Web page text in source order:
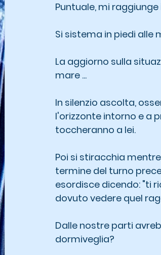
Puntuale, mi
Si sistema in piedi alle
La aggiorno sulla
mare ...
In silenzio ascolta,
l'orizzonte intorno e a
toccheranno a lei.
Poi si stiracchia
termine del turno
esordisce dicendo: "ti
dovuto vedere quel
Dalle nostre parti
dormiveglia?